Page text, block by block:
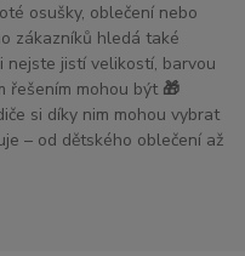
osušky, oblečení nebo
zákazníků hledá také
nejste jistí velikostí, barvou
řešením mohou být 🎁
si díky nim mohou vybrat
– od dětského oblečení až